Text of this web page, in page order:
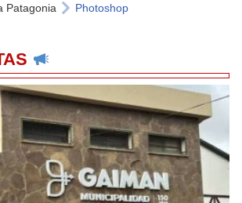
Patagonia Photoshop